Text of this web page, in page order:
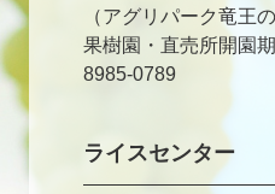
（アグリパーク竜王
果樹園・直売所開園
8985-0789
ライスセンター